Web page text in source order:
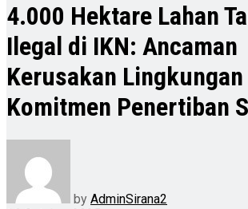
4.000 Hektare Lahan
Ilegal di IKN: Ancaman
Kerusakan Lingkungan
Komitmen Penertiban
by AdminSirana2